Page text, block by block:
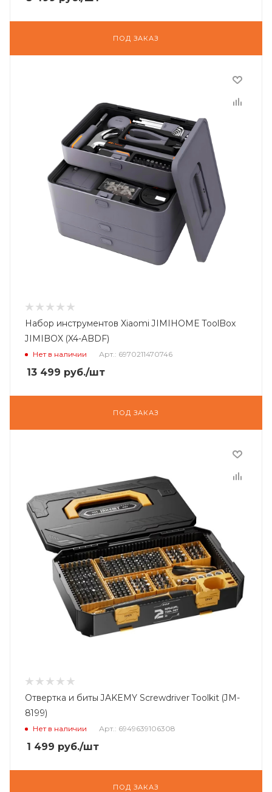
ПОД ЗАКАЗ
Набор инструментов Xiaomi JIMIHOME ToolBox
JIMIBOX (X4-ABDF)
Нет в наличии Арт.: 6970211470746
13 499 руб./шт
ПОД ЗАКАЗ
Отвертка и биты JAKEMY Screwdriver Toolkit (JM-
8199)
Нет в наличии Арт.: 6949639106308
1 499 руб./шт
ПОД ЗАКАЗ